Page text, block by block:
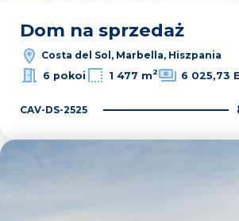
Dom na sprzedaż
Costa del Sol, Marbella, Hiszpania
6 pokoi
1 477 m2 6 025,73
CAV-DS-2525